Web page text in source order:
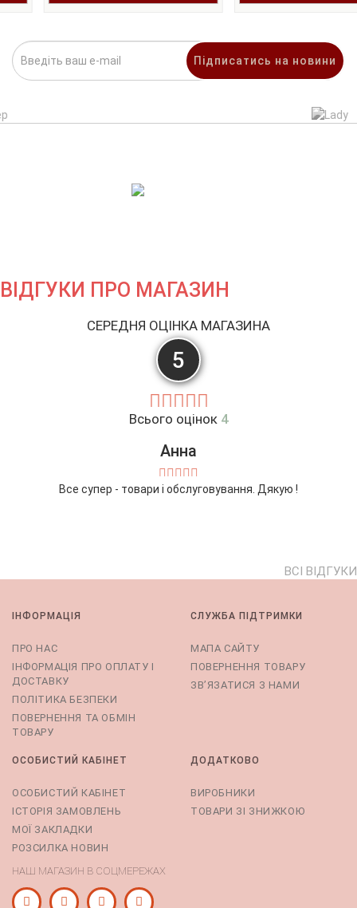
Підписатись на новини
ВІДГУКИ ПРО МАГАЗИН
СЕРЕДНЯ ОЦІНКА МАГАЗИНА
5
Всього оцінок 4
Анна
Все супер - товари і обслуговування. Дякую !
ВСІ ВІДГУКИ
ІНФОРМАЦІЯ
ПРО НАС
ІНФОРМАЦІЯ ПРО ОПЛАТУ І
ДОСТАВКУ
ПОЛІТИКА БЕЗПЕКИ
ПОВЕРНЕННЯ ТА ОБМІН
ТОВАРУ
СЛУЖБА ПІДТРИМКИ
МАПА САЙТУ
ПОВЕРНЕННЯ ТОВАРУ
ЗВ’ЯЗАТИСЯ З НАМИ
ОСОБИСТИЙ КАБІНЕТ
ОСОБИСТИЙ КАБІНЕТ
ІСТОРІЯ ЗАМОВЛЕНЬ
МОЇ ЗАКЛАДКИ
РОЗСИЛКА НОВИН
ДОДАТКОВО
ВИРОБНИКИ
ТОВАРИ ЗІ ЗНИЖКОЮ
НАШ МАГАЗИН В СОЦМЕРЕЖАХ